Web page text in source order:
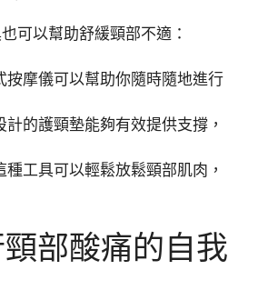
可以幫助舒緩頸部不適：
按摩儀可以幫助你隨時隨地進行
計的護頸墊能夠有效提供支撐，
種工具可以輕鬆放鬆頸部肌肉，
部酸痛的自我